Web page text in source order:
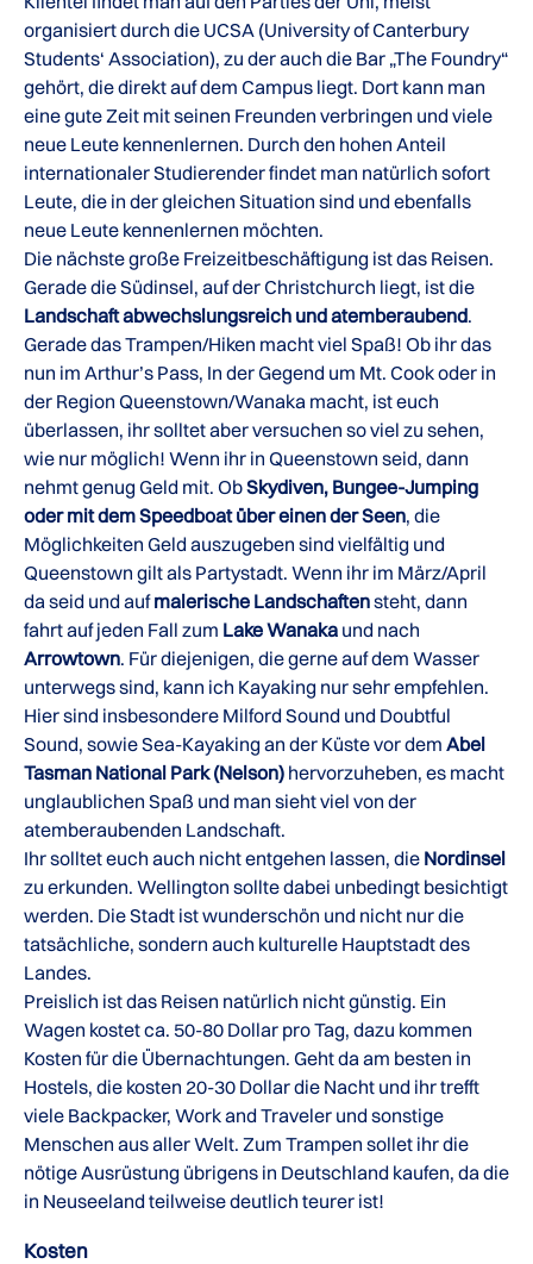
organisiert durch die UCSA (University of Canterbury
Students‘ Association), zu der auch die Bar „The Foundry“
gehört, die direkt auf dem Campus liegt. Dort kann man
eine gute Zeit mit seinen Freunden verbringen und viele
neue Leute kennenlernen. Durch den hohen Anteil
internationaler Studierender findet man natürlich sofort
Leute, die in der gleichen Situation sind und ebenfalls
neue Leute kennenlernen möchten.
Die nächste große Freizeitbeschäftigung ist das Reisen.
Gerade die Südinsel, auf der Christchurch liegt, ist die
Landschaft abwechslungsreich und atemberaubend.
Gerade das Trampen/Hiken macht viel Spaß! Ob ihr das
nun im Arthur’s Pass, In der Gegend um Mt. Cook oder in
der Region Queenstown/Wanaka macht, ist euch
überlassen, ihr solltet aber versuchen so viel zu sehen,
wie nur möglich! Wenn ihr in Queenstown seid, dann
nehmt genug Geld mit. ObSkydiven, Bungee-Jumping
oder mit dem Speedboat über einen der Seen, die
Möglichkeiten Geld auszugeben sind vielfältig und
Queenstown gilt als Partystadt. Wenn ihr im März/April
da seid und aufmalerische Landschaftensteht, dann
fahrt auf jeden Fall zum Lake Wanaka und nach
Arrowtown. Für diejenigen, die gerne auf dem Wasser
unterwegs sind, kann ich Kayaking nur sehr empfehlen.
Hier sind insbesondere Milford Sound und Doubtful
Sound, sowie Sea-Kayaking an der Küste vor dem Abel
Tasman National Park (Nelson) hervorzuheben, es macht
unglaublichen Spaß und man sieht viel von der
atemberaubenden Landschaft.
Ihr solltet euch auch nicht entgehen lassen, die Nordinsel
zu erkunden. Wellington sollte dabei unbedingt besichtigt
werden. Die Stadt ist wunderschön und nicht nur die
tatsächliche, sondern auch kulturelle Hauptstadt des
Landes.
Preislich ist das Reisen natürlich nicht günstig. Ein
Wagen kostet ca. 50-80 Dollar pro Tag, dazu kommen
Kosten für die Übernachtungen. Geht da am besten in
Hostels, die kosten 20-30 Dollar die Nacht und ihr trefft
viele Backpacker, Work and Traveler und sonstige
Menschen aus aller Welt. Zum Trampen sollet ihr die
nötige Ausrüstung übrigens in Deutschland kaufen, da die
in Neuseeland teilweise deutlich teurer ist!
Kosten